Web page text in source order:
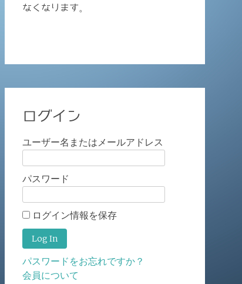
なくなります。
ログイン
ユーザー名またはメールアドレス
パスワード
ログイン情報を保存
パスワードをお忘れですか？
会員について